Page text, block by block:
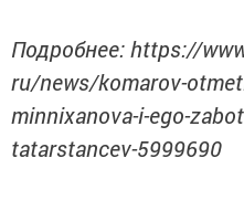
Подробнее: https://
ru/news/komarov-
minnixanova-i-ego-
tatarstancev-5999690